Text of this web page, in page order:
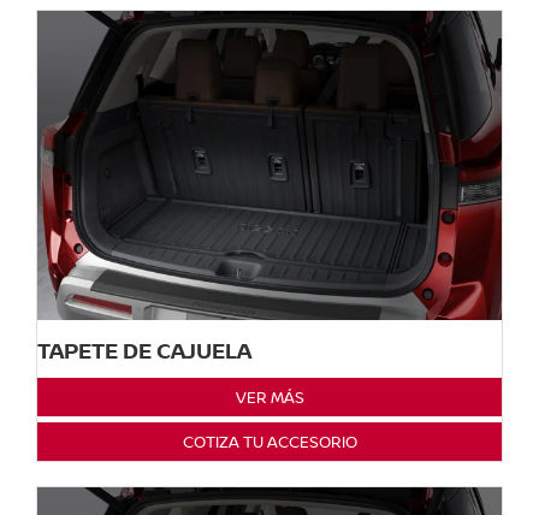
TAPETE DE CAJUELA
VER MÁS
COTIZA TU ACCESORIO